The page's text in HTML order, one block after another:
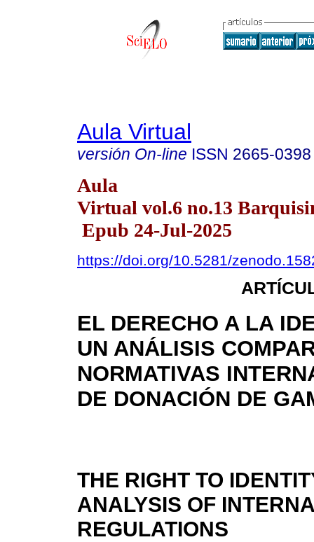
Aula Virtual
versión On-line ISSN 2665-0398
Aula
Virtual vol.6 no.13
Epub 24-Jul-2025
https://doi.org/10.5281/
EL DERECHO A LA
UN ANÁLISIS
NORMATIVAS
DE DONACIÓN DE
THE RIGHT TO
ANALYSIS OF
REGULATIONS